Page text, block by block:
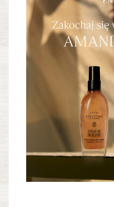
RESTAURACJE
PLAN